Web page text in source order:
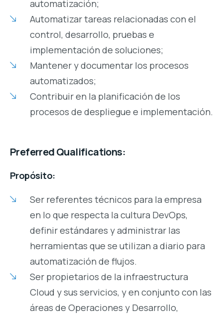
automatización;
Automatizar tareas relacionadas con el
control, desarrollo, pruebas e
implementación de soluciones;
Mantener y documentar los procesos
automatizados;
Contribuir en la planificación de los
procesos de despliegue e implementación.
Preferred Qualifications:
Propósito:
Ser referentes técnicos para la empresa
en lo que respecta la cultura DevOps,
definir estándares y administrar las
herramientas que se utilizan a diario para
automatización de flujos.
Ser propietarios de la infraestructura
Cloud y sus servicios, y en conjunto con las
áreas de Operaciones y Desarrollo,